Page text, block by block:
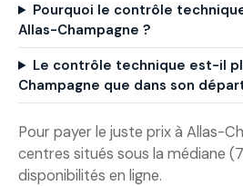
Pourquoi le contrôle
Allas-Champagne ?
Le contrôle technique est-il
Champagne que dans son
Pour payer le juste prix à Allas-
centres situés sous la médiane
disponibilités en ligne.